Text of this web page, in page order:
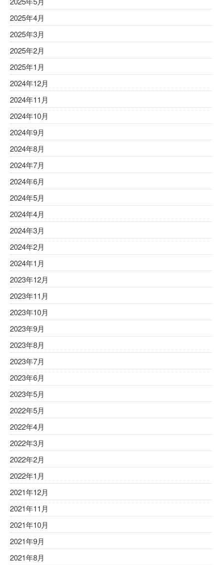
2025年4月
2025年3月
2025年2月
2025年1月
2024年12月
2024年11月
2024年10月
2024年9月
2024年8月
2024年7月
2024年6月
2024年5月
2024年4月
2024年3月
2024年2月
2024年1月
2023年12月
2023年11月
2023年10月
2023年9月
2023年8月
2023年7月
2023年6月
2023年5月
2022年5月
2022年4月
2022年3月
2022年2月
2022年1月
2021年12月
2021年11月
2021年10月
2021年9月
2021年8月